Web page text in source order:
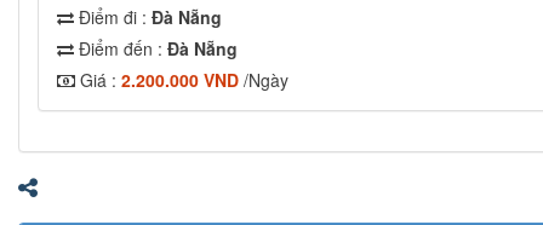
Điểm đi : Đà Nẵng
Điểm đến : Đà Nẵng
Giá : 2.200.000 VND /Ngày